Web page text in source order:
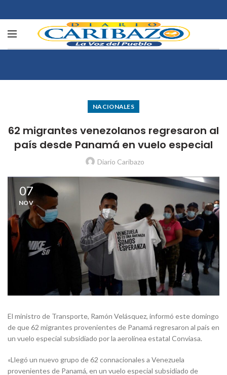
NACIONALES
62 migrantes venezolanos regresaron al
país desde Panamá en vuelo especial
Diario Caribazo
07
NOV
El ministro de Transporte, Ramón Velásquez, informó este domingo
de que 62 migrantes provenientes de Panamá regresaron al país en
un vuelo especial subsidiado por la aerolínea estatal Conviasa.
«Llegó un nuevo grupo de 62 connacionales a Venezuela
provenientes de Panamá, en un vuelo especial subsidiado de